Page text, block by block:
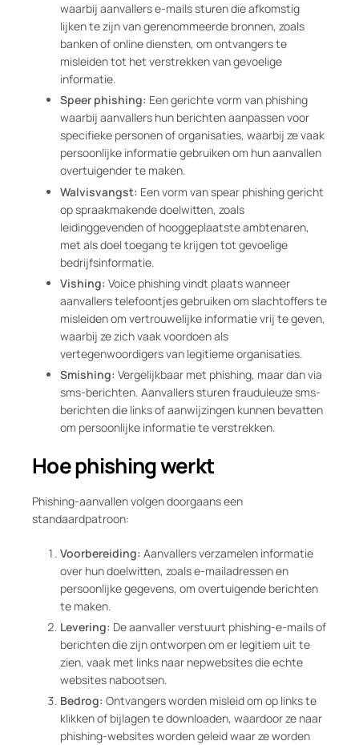
waarbij aanvallers e-mails sturen die afkomstig
lijken te zijn van gerenommeerde bronnen, zoals
banken of online diensten, om ontvangers te
misleiden tot het verstrekken van gevoelige
informatie.
Speer phishing: Een gerichte vorm van phishing
waarbij aanvallers hun berichten aanpassen voor
specifieke personen of organisaties, waarbij ze vaak
persoonlijke informatie gebruiken om hun aanvallen
overtuigender te maken.
Walvisvangst: Een vorm van spear phishing gericht
op spraakmakende doelwitten, zoals
leidinggevenden of hooggeplaatste ambtenaren,
met als doel toegang te krijgen tot gevoelige
bedrijfsinformatie.
Vishing: Voice phishing vindt plaats wanneer
aanvallers telefoontjes gebruiken om slachtoffers te
misleiden om vertrouwelijke informatie vrij te geven,
waarbij ze zich vaak voordoen als
vertegenwoordigers van legitieme organisaties.
Smishing: Vergelijkbaar met phishing, maar dan via
sms-berichten. Aanvallers sturen frauduleuze sms-
berichten die links of aanwijzingen kunnen bevatten
om persoonlijke informatie te verstrekken.
Hoe phishing werkt
Phishing-aanvallen volgen doorgaans een
standaardpatroon:
Voorbereiding: Aanvallers verzamelen informatie
over hun doelwitten, zoals e-mailadressen en
persoonlijke gegevens, om overtuigende berichten
te maken.
Levering: De aanvaller verstuurt phishing-e-mails of
berichten die zijn ontworpen om er legitiem uit te
zien, vaak met links naar nepwebsites die echte
websites nabootsen.
Bedrog: Ontvangers worden misleid om op links te
klikken of bijlagen te downloaden, waardoor ze naar
phishing-websites worden geleid waar ze worden